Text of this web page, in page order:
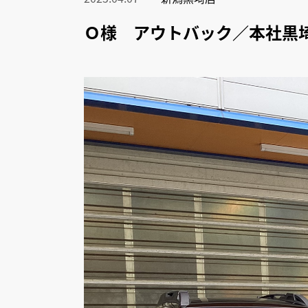
Ｏ様 アウトバック／本社黒